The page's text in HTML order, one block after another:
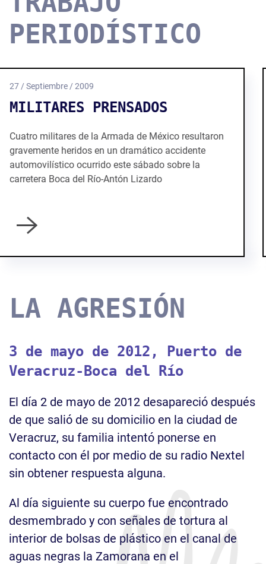
PERIODÍSTICO
14 / Mayo / 2008
DESCUBREN A DISTRIBUIDOR
ABASTECER DE "TACOS"
NEGOCIOS DE ZAPOPAN
LA AGRESIÓN
3 de mayo de 2012, Puerto de
Veracruz-Boca del Río
El día 2 de mayo de 2012 desapareció después
de que salió de su domicilio en la ciudad de
Veracruz, su familia intentó ponerse en
contacto con él por medio de su radio Nextel
sin obtener respuesta alguna.
Al día siguiente su cuerpo fue encontrado
desmembrado y con señales de tortura al
interior de bolsas de plástico en el canal de
aguas negras la Zamorana en el